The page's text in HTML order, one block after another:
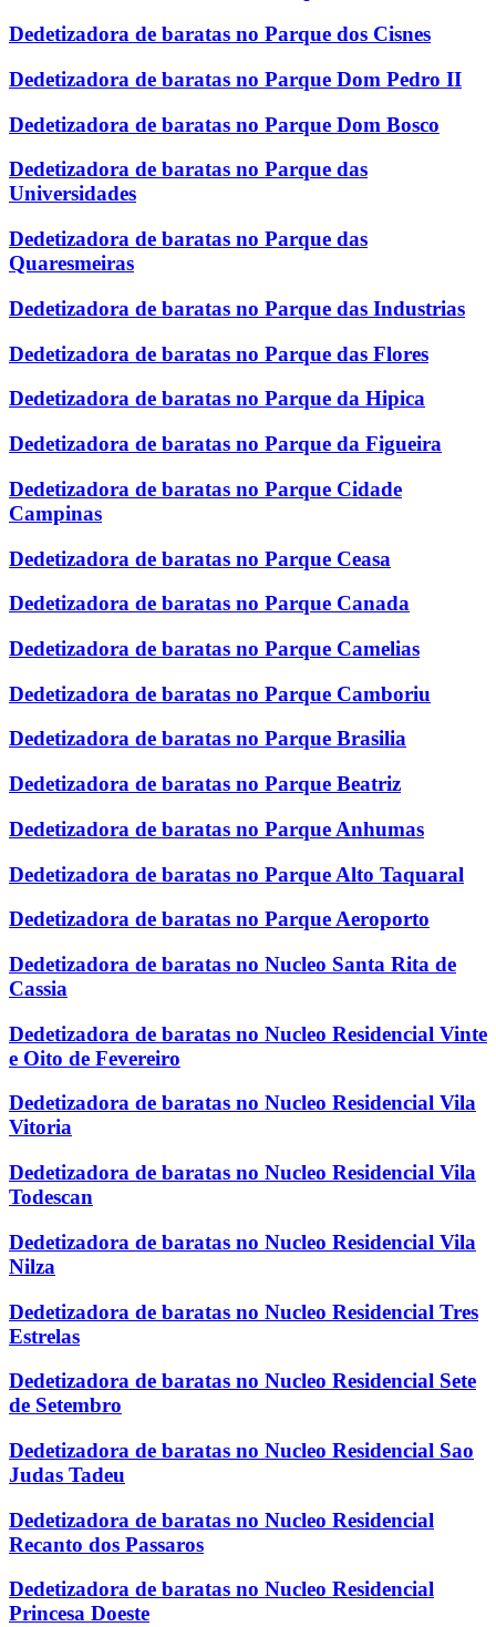
Dedetizadora de baratas no Parque dos Cisnes
Dedetizadora de baratas no Parque Dom Pedro II
Dedetizadora de baratas no Parque Dom Bosco
Dedetizadora de baratas no Parque das
Universidades
Dedetizadora de baratas no Parque das
Quaresmeiras
Dedetizadora de baratas no Parque das Industrias
Dedetizadora de baratas no Parque das Flores
Dedetizadora de baratas no Parque da Hipica
Dedetizadora de baratas no Parque da Figueira
Dedetizadora de baratas no Parque Cidade
Campinas
Dedetizadora de baratas no Parque Ceasa
Dedetizadora de baratas no Parque Canada
Dedetizadora de baratas no Parque Camelias
Dedetizadora de baratas no Parque Camboriu
Dedetizadora de baratas no Parque Brasilia
Dedetizadora de baratas no Parque Beatriz
Dedetizadora de baratas no Parque Anhumas
Dedetizadora de baratas no Parque Alto Taquaral
Dedetizadora de baratas no Parque Aeroporto
Dedetizadora de baratas no Nucleo Santa Rita de
Cassia
Dedetizadora de baratas no Nucleo Residencial Vinte
e Oito de Fevereiro
Dedetizadora de baratas no Nucleo Residencial Vila
Vitoria
Dedetizadora de baratas no Nucleo Residencial Vila
Todescan
Dedetizadora de baratas no Nucleo Residencial Vila
Nilza
Dedetizadora de baratas no Nucleo Residencial Tres
Estrelas
Dedetizadora de baratas no Nucleo Residencial Sete
de Setembro
Dedetizadora de baratas no Nucleo Residencial Sao
Judas Tadeu
Dedetizadora de baratas no Nucleo Residencial
Recanto dos Passaros
Dedetizadora de baratas no Nucleo Residencial
Princesa Doeste